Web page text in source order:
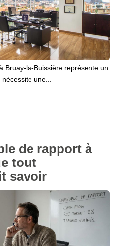
Bruay-la-Buissière représente un
une...
de rapport à
tout
savoir